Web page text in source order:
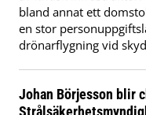
bland annat ett
en stor
drönarflygning vid
Johan Börjesson blir